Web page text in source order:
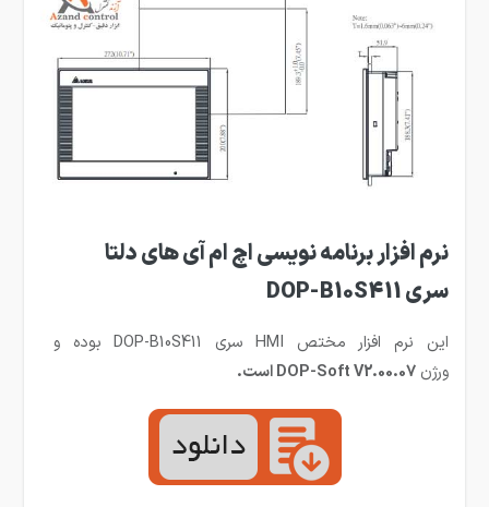
نرم افزار برنامه نویسی اچ ام آی های دلتا
سری DOP-B10S411
این نرم افزار مختص HMI سری DOP-B10S411 بوده و
ورژنDOP-Soft V2.00.07 است.